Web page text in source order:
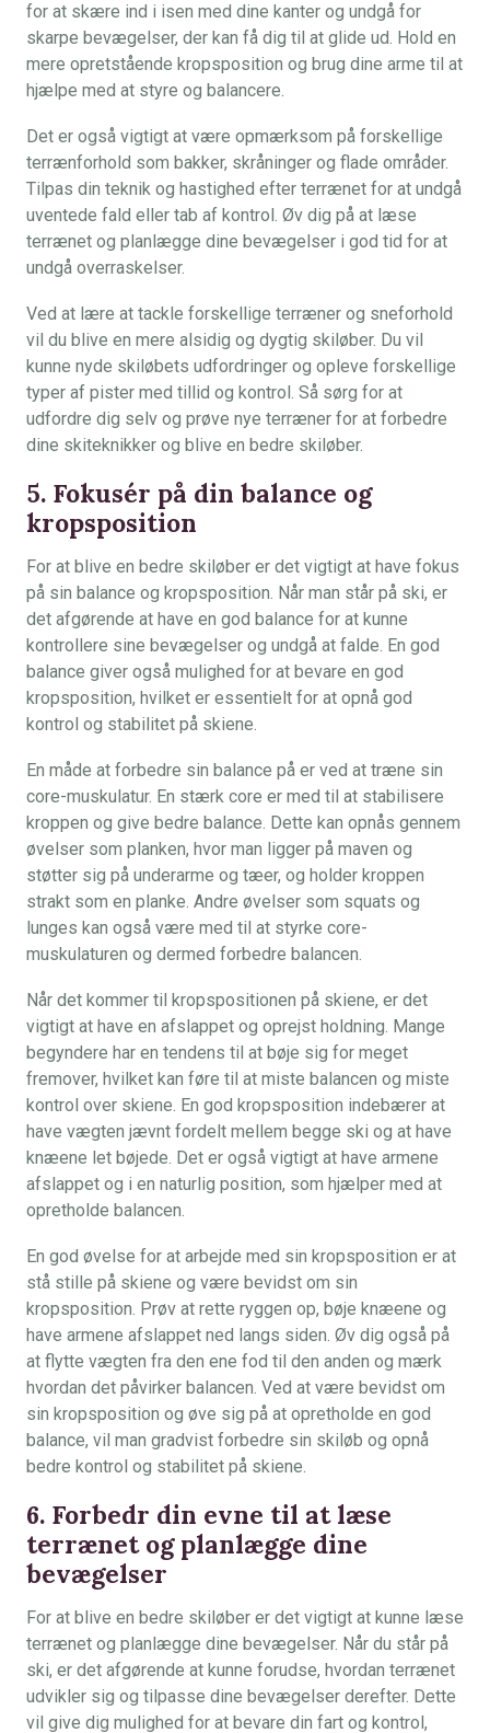
for at skære ind i isen med dine kanter og undgå for
skarpe bevægelser, der kan få dig til at glide ud. Hold en
mere opretstående kropsposition og brug dine arme til at
hjælpe med at styre og balancere.
Det er også vigtigt at være opmærksom på forskellige
terrænforhold som bakker, skråninger og flade områder.
Tilpas din teknik og hastighed efter terrænet for at undgå
uventede fald eller tab af kontrol. Øv dig på at læse
terrænet og planlægge dine bevægelser i god tid for at
undgå overraskelser.
Ved at lære at tackle forskellige terræner og sneforhold
vil du blive en mere alsidig og dygtig skiløber. Du vil
kunne nyde skiløbets udfordringer og opleve forskellige
typer af pister med tillid og kontrol. Så sørg for at
udfordre dig selv og prøve nye terræner for at forbedre
dine skiteknikker og blive en bedre skiløber.
5. Fokusér på din balance og
kropsposition
For at blive en bedre skiløber er det vigtigt at have fokus
på sin balance og kropsposition. Når man står på ski, er
det afgørende at have en god balance for at kunne
kontrollere sine bevægelser og undgå at falde. En god
balance giver også mulighed for at bevare en god
kropsposition, hvilket er essentielt for at opnå god
kontrol og stabilitet på skiene.
En måde at forbedre sin balance på er ved at træne sin
core-muskulatur. En stærk core er med til at stabilisere
kroppen og give bedre balance. Dette kan opnås gennem
øvelser som planken, hvor man ligger på maven og
støtter sig på underarme og tæer, og holder kroppen
strakt som en planke. Andre øvelser som squats og
lunges kan også være med til at styrke core-
muskulaturen og dermed forbedre balancen.
Når det kommer til kropspositionen på skiene, er det
vigtigt at have en afslappet og oprejst holdning. Mange
begyndere har en tendens til at bøje sig for meget
fremover, hvilket kan føre til at miste balancen og miste
kontrol over skiene. En god kropsposition indebærer at
have vægten jævnt fordelt mellem begge ski og at have
knæene let bøjede. Det er også vigtigt at have armene
afslappet og i en naturlig position, som hjælper med at
opretholde balancen.
En god øvelse for at arbejde med sin kropsposition er at
stå stille på skiene og være bevidst om sin
kropsposition. Prøv at rette ryggen op, bøje knæene og
have armene afslappet ned langs siden. Øv dig også på
at flytte vægten fra den ene fod til den anden og mærk
hvordan det påvirker balancen. Ved at være bevidst om
sin kropsposition og øve sig på at opretholde en god
balance, vil man gradvist forbedre sin skiløb og opnå
bedre kontrol og stabilitet på skiene.
6. Forbedr din evne til at læse
terrænet og planlægge dine
bevægelser
For at blive en bedre skiløber er det vigtigt at kunne læse
terrænet og planlægge dine bevægelser. Når du står på
ski, er det afgørende at kunne forudse, hvordan terrænet
udvikler sig og tilpasse dine bevægelser derefter. Dette
vil give dig mulighed for at bevare din fart og kontrol,